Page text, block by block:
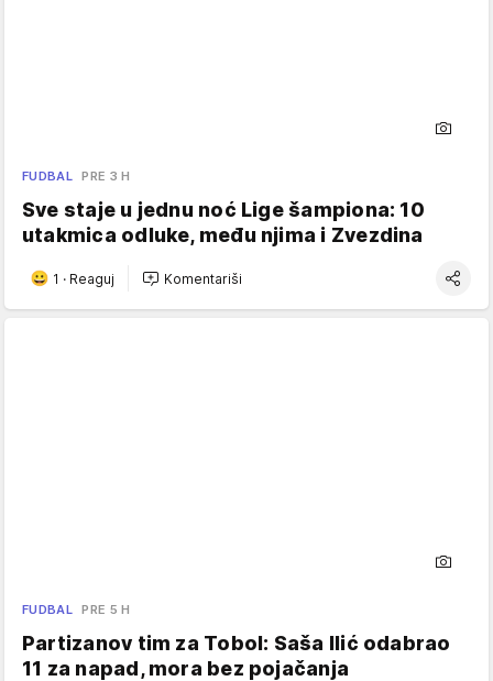
FUDBAL PRE 3 H
Sve staje u jednu noć Lige šampiona: 10
utakmica odluke, među njima i Zvezdina
1 · Reaguj Komentariši
FUDBAL PRE 5 H
Partizanov tim za Tobol: Saša Ilić odabrao
11 za napad, mora bez pojačanja